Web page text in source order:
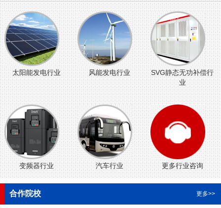
太阳能发电行业 风能发电行业
SVG静态无功补偿行
业
变频器行业 汽车行业 更多行业咨询
合作院校 更多>>